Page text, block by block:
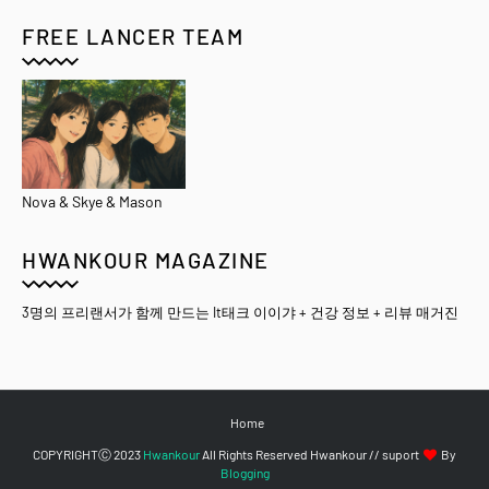
FREE LANCER TEAM
Nova & Skye & Mason
HWANKOUR MAGAZINE
3명의 프리랜서가 함께 만드는 It태크 이이갸 + 건강 정보 + 리뷰 매거진
Home
COPYRIGHTⒸ 2023 Hwankour All Rights Reserved Hwankour // suport
By
Blogging